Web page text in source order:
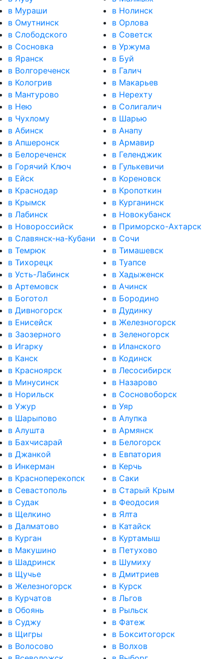
в Мураши
в Нолинск
в Омутнинск
в Орлова
в Слободского
в Советск
в Сосновка
в Уржума
в Яранск
в Буй
в Волгореченск
в Галич
в Кологрив
в Макарьев
в Мантурово
в Нерехту
в Нею
в Солигалич
в Чухлому
в Шарью
в Абинск
в Анапу
в Апшеронск
в Армавир
в Белореченск
в Геленджик
в Горячий Ключ
в Гулькевичи
в Ейск
в Кореновск
в Краснодар
в Кропоткин
в Крымск
в Курганинск
в Лабинск
в Новокубанск
в Новороссийск
в Приморско-Ахтарск
в Славянск-на-Кубани
в Сочи
в Темрюк
в Тимашевск
в Тихорецк
в Туапсе
в Усть-Лабинск
в Хадыженск
в Артемовск
в Ачинск
в Боготол
в Бородино
в Дивногорск
в Дудинку
в Енисейск
в Железногорск
в Заозерного
в Зеленогорск
в Игарку
в Иланского
в Канск
в Кодинск
в Красноярск
в Лесосибирск
в Минусинск
в Назарово
в Норильск
в Сосновоборск
в Ужур
в Уяр
в Шарыпово
в Алупка
в Алушта
в Армянск
в Бахчисарай
в Белогорск
в Джанкой
в Евпатория
в Инкерман
в Керчь
в Красноперекопск
в Саки
в Севастополь
в Старый Крым
в Судак
в Феодосия
в Щелкино
в Ялта
в Далматово
в Катайск
в Курган
в Куртамыш
в Макушино
в Петухово
в Шадринск
в Шумиху
в Щучье
в Дмитриев
в Железногорск
в Курск
в Курчатов
в Льгов
в Обоянь
в Рыльск
в Суджу
в Фатеж
в Щигры
в Бокситогорск
в Волосово
в Волхов